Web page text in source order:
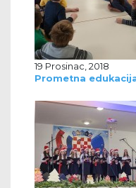
19 Prosinac, 2018
Prometna